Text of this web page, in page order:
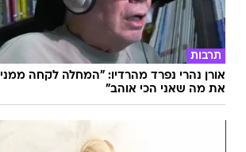
תרבות
אורן נהרי נפרד מהרדיו: "המחלה לקחה ממני
את מה שאני הכי אוהב"